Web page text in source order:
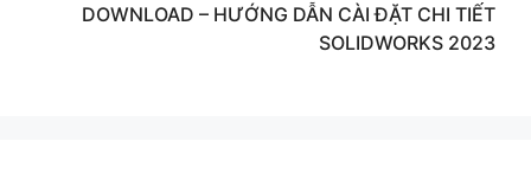
DOWNLOAD – HƯỚNG DẪN CÀI ĐẶT CHI TIẾT
SOLIDWORKS 2023